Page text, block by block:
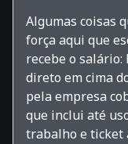
Algumas coisas
força aqui que
recebe o salário:
direto em cima
pela empresa
que inclui até
trabalho e ticket